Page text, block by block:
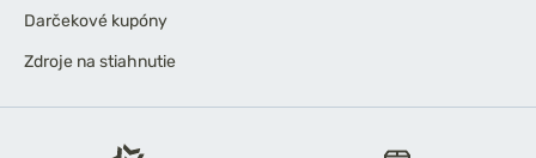
Darčekové kupóny
Zdroje na stiahnutie